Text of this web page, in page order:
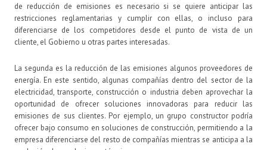
de reducción de emisiones es necesario si se quiere anticipar las
restricciones reglamentarias y cumplir con ellas, o incluso para
diferenciarse de los competidores desde el punto de vista de un
cliente, el Gobierno u otras partes interesadas.
La segunda es la reducción de las emisiones algunos proveedores de
energía. En este sentido, algunas compañías dentro del sector de la
electricidad, transporte, construcción o industria deben aprovechar la
oportunidad de ofrecer soluciones innovadoras para reducir las
emisiones de sus clientes. Por ejemplo, un grupo constructor podría
ofrecer bajo consumo en soluciones de construcción, permitiendo a la
empresa diferenciarse del resto de compañías mientras se anticipa a la